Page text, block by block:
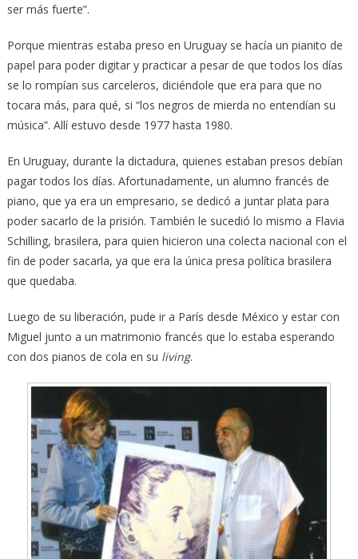
ser más fuerte”.
Porque mientras estaba preso en Uruguay se hacía un pianito de
papel para poder digitar y practicar a pesar de que todos los días
se lo rompían sus carceleros, diciéndole que era para que no
tocara más, para qué, si “los negros de mierda no entendían su
música”. Allí estuvo desde 1977 hasta 1980.
En Uruguay, durante la dictadura, quienes estaban presos debían
pagar todos los días. Afortunadamente, un alumno francés de
piano, que ya era un empresario, se dedicó a juntar plata para
poder sacarlo de la prisión. También le sucedió lo mismo a Flavia
Schilling, brasilera, para quien hicieron una colecta nacional con el
fin de poder sacarla, ya que era la única presa política brasilera
que quedaba.
Luego de su liberación, pude ir a París desde México y estar con
Miguel junto a un matrimonio francés que lo estaba esperando
con dos pianos de cola en su living.